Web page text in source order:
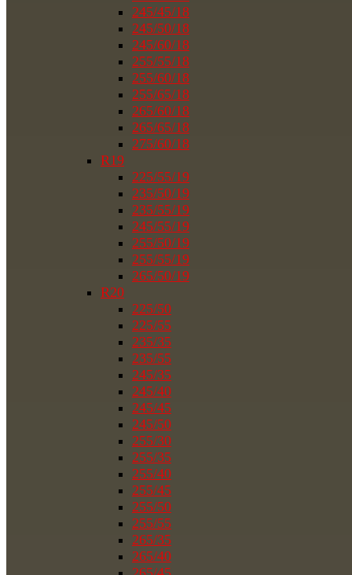
245/45/18
245/50/18
245/60/18
255/55/18
255/60/18
255/65/18
265/60/18
265/65/18
275/60/18
R19
225/55/19
235/50/19
235/55/19
245/55/19
255/50/19
255/55/19
265/50/19
R20
225/50
225/55
235/35
235/55
245/35
245/40
245/45
245/50
255/30
255/35
255/40
255/45
255/50
255/55
265/35
265/40